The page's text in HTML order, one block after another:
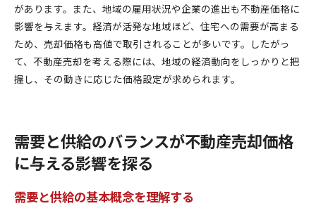
があります。また、地域の雇用状況や企業の進出も不動産価格に
影響を与えます。経済が活発な地域ほど、住宅への需要が高まる
ため、売却価格も高値で取引されることが多いです。したがっ
て、不動産売却を考える際には、地域の経済動向をしっかりと把
握し、その動きに応じた価格設定が求められます。
需要と供給のバランスが不動産売却価格
に与える影響を探る
需要と供給の基本概念を理解する